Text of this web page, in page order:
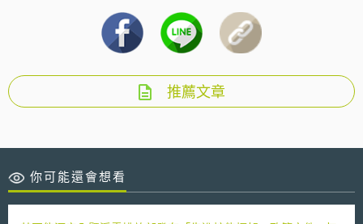
推薦文章
你可能還會想看